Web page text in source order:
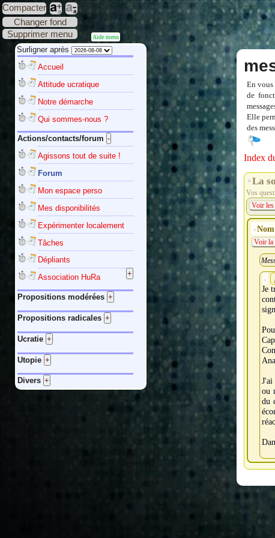
Compacter
Changer fond
Supprimer menu
Aide menu
Surligner après
Accueil
Attitude ucratique
Notre démarche
Qui sommes-nous ?
Actions/contacts/forum
Agissons tout de suite !
Forum
Mon espace perso
Mes disponibilités
Expérimenter localement
Tâches
Dépliants
Association HuRa
Propositions modérées
Propositions radicales
Ucratie
Utopie
Divers
En vous
de
Elle
des
Index
La
Vos
Voir les
Voir la
Je
J'ai
ou
du